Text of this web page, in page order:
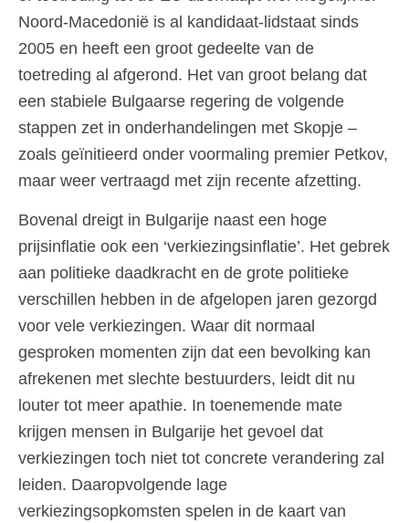
Noord-Macedonië is al kandidaat-lidstaat sinds
2005 en heeft een groot gedeelte van de
toetreding al afgerond. Het van groot belang dat
een stabiele Bulgaarse regering de volgende
stappen zet in onderhandelingen met Skopje –
zoals geïnitieerd onder voormaling premier Petkov,
maar weer vertraagd met zijn recente afzetting.
Bovenal dreigt in Bulgarije naast een hoge
prijsinflatie ook een ‘verkiezingsinflatie’. Het gebrek
aan politieke daadkracht en de grote politieke
verschillen hebben in de afgelopen jaren gezorgd
voor vele verkiezingen. Waar dit normaal
gesproken momenten zijn dat een bevolking kan
afrekenen met slechte bestuurders, leidt dit nu
louter tot meer apathie. In toenemende mate
krijgen mensen in Bulgarije het gevoel dat
verkiezingen toch niet tot concrete verandering zal
leiden. Daaropvolgende lage
verkiezingsopkomsten spelen in de kaart van